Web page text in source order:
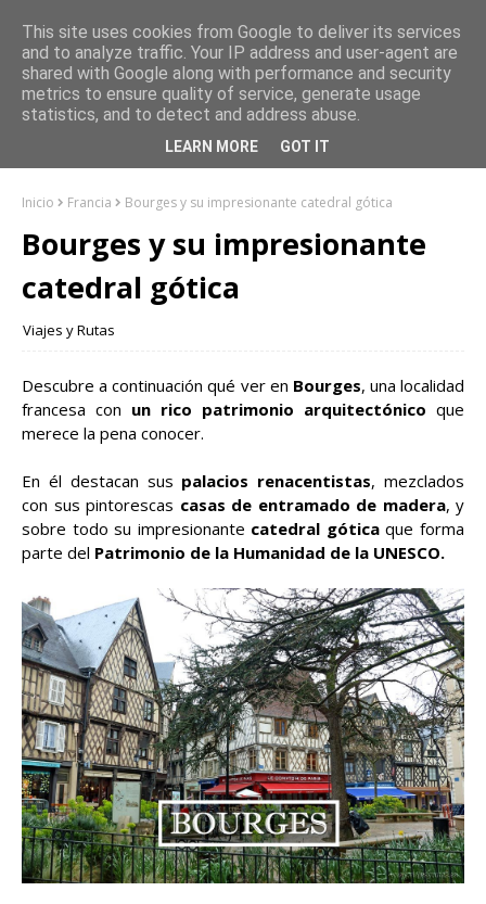
Inicio Francia Bourges y su impresionante catedral gótica
Bourges y su impresionante
catedral gótica
Viajes y Rutas
Descubre a continuación qué ver en Bourges, una localidad
francesa con un rico patrimonio arquitectónico que
merece la pena conocer.
En él destacan sus palacios renacentistas, mezclados
con sus pintorescas casas de entramado de madera, y
sobre todo su impresionante catedral góticaque forma
parte del Patrimonio de la Humanidad de la UNESCO.
This site uses cookies from Google to deliver its services
and to analyze traffic. Your IP address and user-agent are
shared with Google along with performance and security
metrics to ensure quality of service, generate usage
statistics, and to detect and address abuse.
LEARN MORE GOT IT